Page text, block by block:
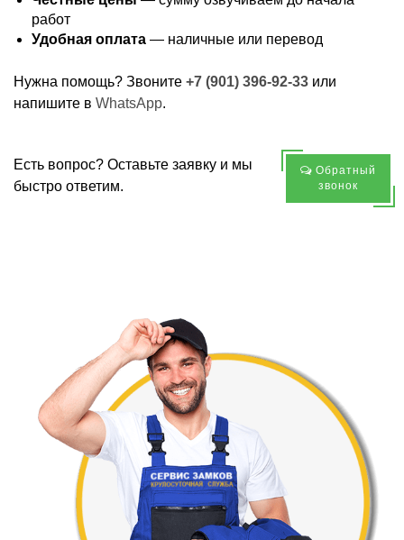
работ
Удобная оплата — наличные или перевод
Нужна помощь? Звоните +7 (901) 396-92-33 или
напишите в WhatsApp.
Есть вопрос? Оставьте заявку и мы
быстро ответим.
Обратный
звонок